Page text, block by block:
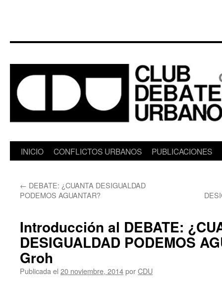
Saltar
contenido
INICIO CONFLICTOS URBANOS PUBLICACIONES
← DEBATE: ¿CUANTA DESIGUALDAD
PODEMOS AGUANTAR?
Introducción al DEBATE:
DESIGUALDAD PODEMOS
Groh
Publicada el 20 noviembre, 2014porCDU